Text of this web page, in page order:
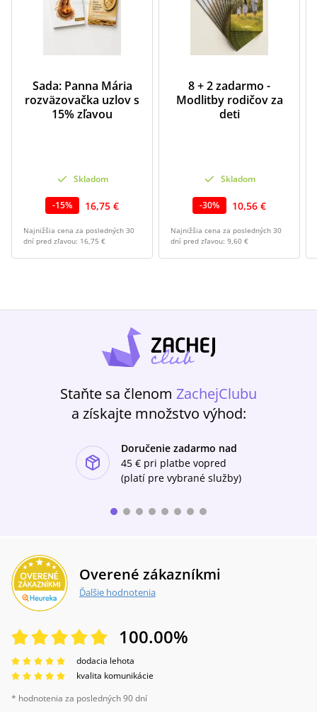
Sada: Panna Mária
rozväzovačka uzlov s
15% zľavou
Skladom
-15% 16,75 €
Najnižšia cena za posledných 30
dní pred zľavou: 16,75 €
8 + 2 zadarmo -
Modlitby rodičov za
deti
Skladom
-30% 10,56 €
Najnižšia cena za posledných 30
dní pred zľavou: 9,60 €
Staňte sa členom ZachejClubu
a získajte množstvo výhod:
Doručenie zadarmo nad
45 € pri platbe vopred
(platí pre vybrané služby)
Overené zákazníkmi
Ďalšie hodnotenia
100.00%
dodacia lehota
kvalita komunikácie
* hodnotenia za posledných 90 dní